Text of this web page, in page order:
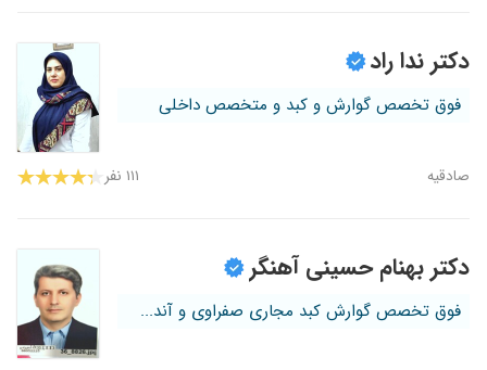
دکتر ندا راد
فوق تخصص گوارش و کبد و متخصص داخلی
صادقیه ۱۱۱ نفر
دکتر بهنام حسینی آهنگر
فوق تخصص گوارش کبد مجاری صفراوی و آند...